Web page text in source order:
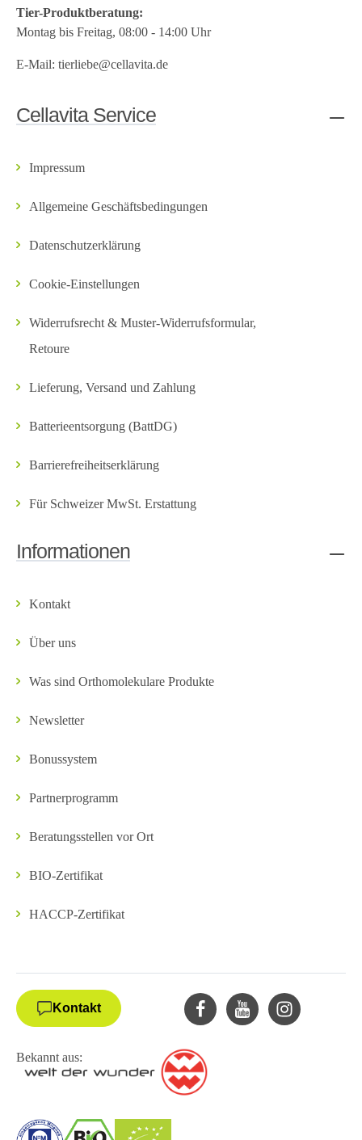
Tier-Produktberatung:
Montag bis Freitag, 08:00 - 14:00 Uhr
E-Mail: tierliebe@cellavita.de
Cellavita Service
Impressum
Allgemeine Geschäftsbedingungen
Datenschutzerklärung
Cookie-Einstellungen
Widerrufsrecht & Muster-Widerrufsformular,
Retoure
Lieferung, Versand und Zahlung
Batterieentsorgung (BattDG)
Barrierefreiheitserklärung
Für Schweizer MwSt. Erstattung
Informationen
Kontakt
Über uns
Was sind Orthomolekulare Produkte
Newsletter
Bonussystem
Partnerprogramm
Beratungsstellen vor Ort
BIO-Zertifikat
HACCP-Zertifikat
Kontakt
Bekannt aus: